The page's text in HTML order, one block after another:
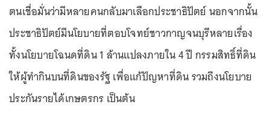
ตนเชื่อมั่นว่ามีหลายคนกลับมาเลือกประชาธิปัตย์ นอกจากนั้น
ประชาธิปัตย์มีนโยบายที่ตอบโจทย์ชาวกาญจนบุรีหลายเรื่อง
ทั้งนโยบายโฉนดที่ดิน 1 ล้านแปลงภายใน 4 ปี กรรมสิทธิ์ที่ดิน
ให้ผู้ทำกินบนที่ดินของรัฐ เพื่อแก้ปัญหาที่ดิน รวมถึงนโยบาย
ประกันรายได้เกษตรกร เป็นต้น